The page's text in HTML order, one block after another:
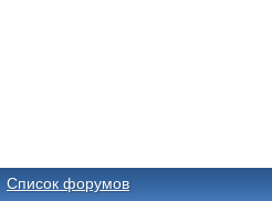
Список форумов